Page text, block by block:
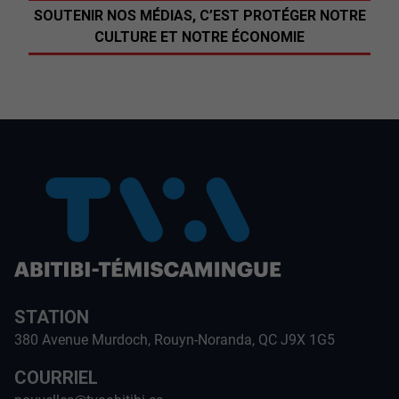
SOUTENIR NOS MÉDIAS, C’EST PROTÉGER NOTRE
CULTURE ET NOTRE ÉCONOMIE
STATION
380 Avenue Murdoch, Rouyn-Noranda, QC J9X 1G5
COURRIEL